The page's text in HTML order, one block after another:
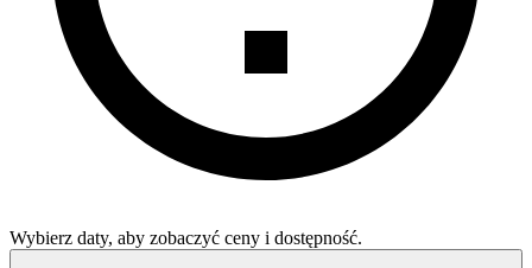
Wybierz daty, aby zobaczyć ceny i dostępność.